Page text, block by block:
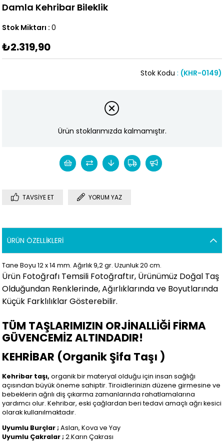
Damla Kehribar Bileklik
Stok Miktarı : 0
₺2.319,90
(KHR-0149)
Stok Kodu
Ürün stoklarımızda kalmamıştır.
TAVSIYE ET YORUM YAZ
ÜRÜN ÖZELLIKLERI
Tane Boyu 12 x 14 mm. Ağırlık 9,2 gr. Uzunluk 20 cm.
Ürün Fotoğrafı Temsili Fotoğraftır, Ürünümüz Doğal Taş
Olduğundan Renklerinde, Ağırlıklarında ve Boyutlarında
Küçük Farklılıklar Gösterebilir.
TÜM TAŞLARIMIZIN ORJİNALLİĞİ FİRMA
GÜVENCEMİZ ALTINDADIR!
KEHRİBAR (Organik Şifa Taşı )
Kehribar taşı,organik bir materyal olduğu için insan sağlığı
açısından büyük öneme sahiptir. Tiroidlerinizin düzene girmesine ve
bebeklerin ağrılı diş çıkarma zamanlarında rahatlamalarına
yardımcı olur. Kehribar, eski çağlardan beri tedavi amaçlı ağrı kesici
olarak kullanılmaktadır.
Uyumlu Burçlar ;Aslan, Kova ve Yay
Uyumlu Çakralar ;2.Karın Çakrası